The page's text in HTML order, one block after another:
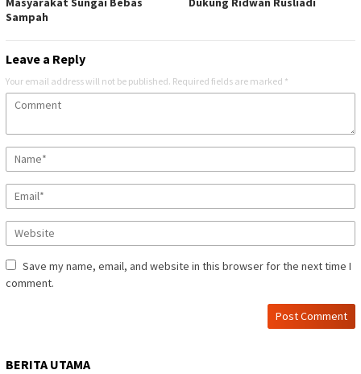
Sampah
Leave a Reply
Your email address will not be published. Required fields are marked *
Save my name, email, and website in this browser for the next time I
comment.
BERITA UTAMA